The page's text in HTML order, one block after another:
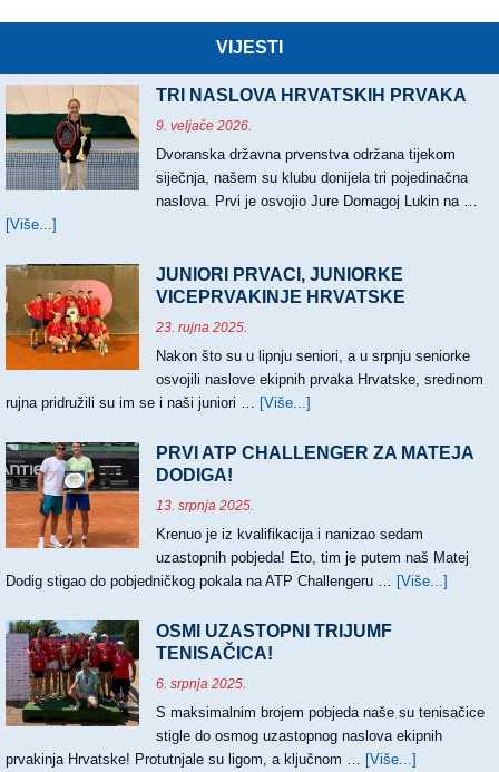
VIJESTI
TRI NASLOVA HRVATSKIH PRVAKA
9. veljače 2026.
Dvoranska državna prvenstva održana tijekom
siječnja, našem su klubu donijela tri pojedinačna
naslova. Prvi je osvojio Jure Domagoj Lukin na …
[Više...]
NASLOVA
HRVATSKIH
PRVAKA
JUNIORI PRVACI, JUNIORKE
VICEPRVAKINJE HRVATSKE
23. rujna 2025.
Nakon što su u lipnju seniori, a u srpnju seniorke
osvojili naslove ekipnih prvaka Hrvatske, sredinom
rujna pridružili su im se i naši juniori … [Više...]
PRVACI,
PRVI ATP CHALLENGER ZA MATEJA
DODIGA!
13. srpnja 2025.
Krenuo je iz kvalifikacija i nanizao sedam
uzastopnih pobjeda! Eto, tim je putem naš Matej
Dodig stigao do pobjedničkog pokala na ATP Challengeru … [Više...]
OSMI UZASTOPNI TRIJUMF
TENISAČICA!
6. srpnja 2025.
S maksimalnim brojem pobjeda naše su tenisačice
stigle do osmog uzastopnog naslova ekipnih
prvakinja Hrvatske! Protutnjale su ligom, a ključnom … [Više...]